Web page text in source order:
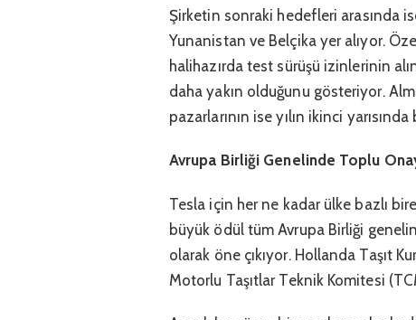
Şirketin sonraki hedefleri arasında
Yunanistan ve Belçika yer alıyor.
halihazırda test sürüşü izinlerinin
daha yakın olduğunu gösteriyor.
pazarlarının ise yılın ikinci
Avrupa Birliği Genelinde Toplu Onay
Tesla için her ne kadar ülke bazlı
büyük ödül tüm Avrupa Birliği
olarak öne çıkıyor. Hollanda Taşıt
Motorlu Taşıtlar Teknik Komitesi